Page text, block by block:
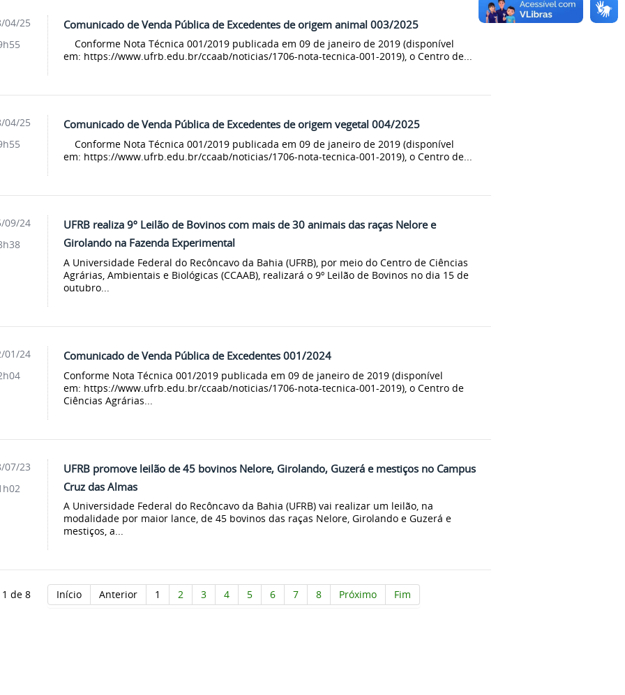
Comunicado de Venda Pública de Excedentes de origem animal 003/2025
Conforme Nota Técnica 001/2019 publicada em 09 de janeiro de 2019 (disponível
em: https://www.ufrb.edu.br/ccaab/noticias/1706-nota-tecnica-001-2019), o Centro de...
04/25
Comunicado de Venda Pública de Excedentes de origem vegetal 004/2025
Conforme Nota Técnica 001/2019 publicada em 09 de janeiro de 2019 (disponível
em: https://www.ufrb.edu.br/ccaab/noticias/1706-nota-tecnica-001-2019), o Centro de...
04/25
UFRB realiza 9º Leilão de Bovinos com mais de 30 animais das raças Nelore e
Girolando na Fazenda Experimental
A Universidade Federal do Recôncavo da Bahia (UFRB), por meio do Centro de Ciências
Agrárias, Ambientais e Biológicas (CCAAB), realizará o 9º Leilão de Bovinos no dia 15 de
outubro...
09/24
Comunicado de Venda Pública de Excedentes 001/2024
Conforme Nota Técnica 001/2019 publicada em 09 de janeiro de 2019 (disponível
em: https://www.ufrb.edu.br/ccaab/noticias/1706-nota-tecnica-001-2019), o Centro de
Ciências Agrárias...
01/24
UFRB promove leilão de 45 bovinos Nelore, Girolando, Guzerá e mestiços no Campus
Cruz das Almas
A Universidade Federal do Recôncavo da Bahia (UFRB) vai realizar um leilão, na
modalidade por maior lance, de 45 bovinos das raças Nelore, Girolando e Guzerá e
mestiços, a...
07/23
1 de 8 Início Anterior 1 2 3 4 5 6 7 8 Próximo Fim